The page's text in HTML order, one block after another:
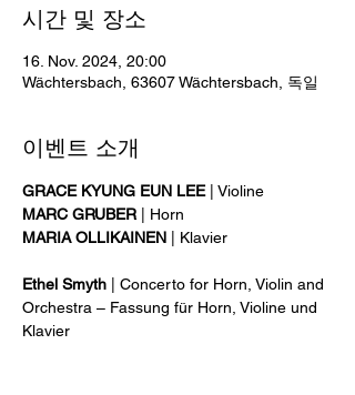
시간 및 장소
16. Nov. 2024, 20:00
Wächtersbach, 63607 Wächtersbach, 독일
이벤트 소개
GRACE KYUNG EUN LEE
| Violine
MARC GRUBER | Horn
MARIA OLLIKAINEN | Klavier
Ethel Smyth | Concerto for Horn, Violin and
Orchestra – Fassung für Horn, Violine und
Klavier